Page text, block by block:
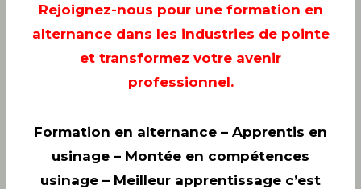
Rejoignez-nous pour une formation en
alternance dans les industries de pointe
et transformez votre avenir
professionnel.
Formation en alternance – Apprentis en
usinage – Montée en compétences
usinage – Meilleur apprentissage c’est